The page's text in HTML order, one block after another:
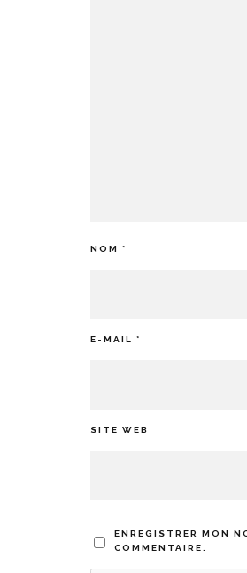
NOM *
E-MAIL *
SITE WEB
ENREGISTRER MON
COMMENTAIRE.